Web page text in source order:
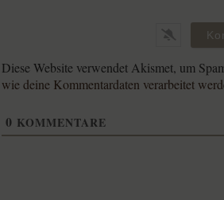
Diese Website verwendet Akismet, um
wie deine Kommentardaten verarbeitet
0 KOMMENTARE